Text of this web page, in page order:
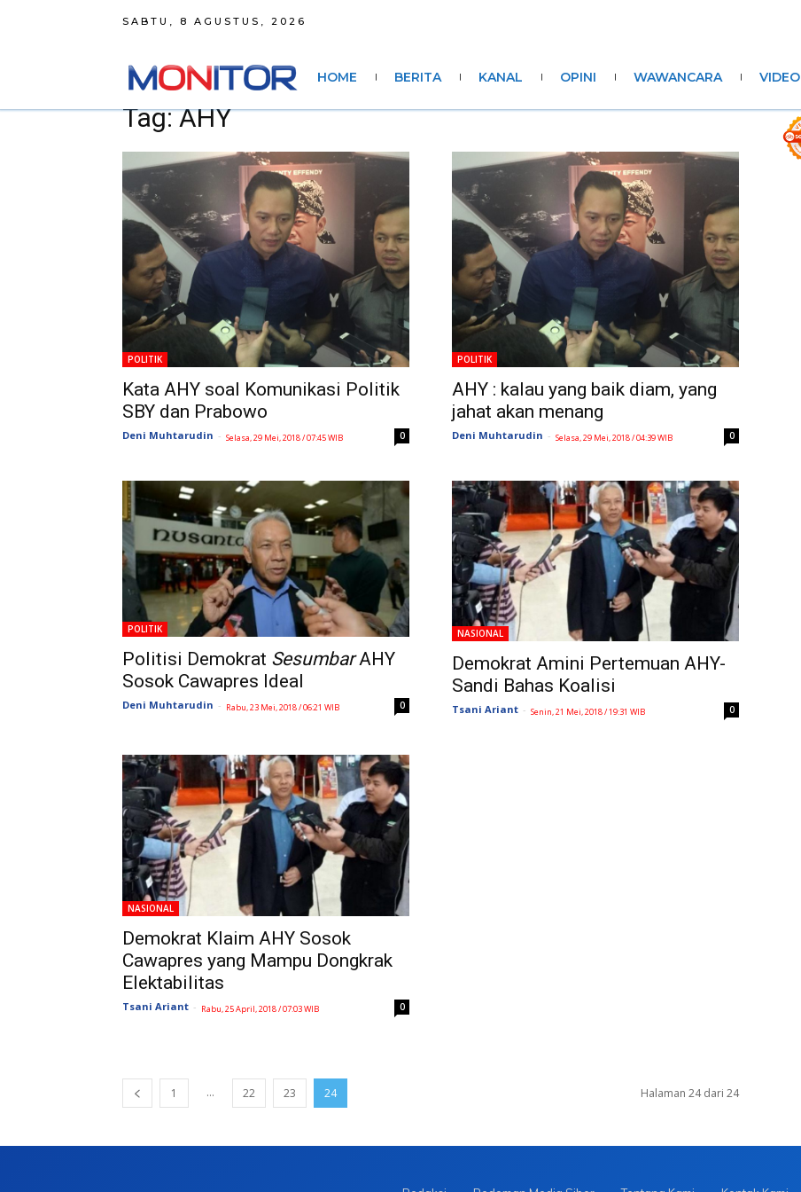
SABTU, 8 AGUSTUS, 2026
HOME BERITA KANAL OPINI WAWANCARA VIDEO
Tag: AHY
POLITIK
Kata AHY soal Komunikasi Politik
SBY dan Prabowo
Deni Muhtarudin - Selasa, 29 Mei, 2018 / 07:45 WIB 0
POLITIK
AHY : kalau yang baik diam, yang
jahat akan menang
Deni Muhtarudin - Selasa, 29 Mei, 2018 / 04:39 WIB 0
POLITIK
Politisi Demokrat SesumbarAHY
Sosok Cawapres Ideal
Deni Muhtarudin - Rabu, 23 Mei, 2018 / 06:21 WIB 0
NASIONAL
Demokrat Amini Pertemuan AHY-
Sandi Bahas Koalisi
Tsani Ariant - Senin, 21 Mei, 2018 / 19:31 WIB 0
NASIONAL
Demokrat Klaim AHY Sosok
Cawapres yang Mampu Dongkrak
Elektabilitas
Tsani Ariant - Rabu, 25 April, 2018 / 07:03 WIB 0
1 ... 22 23 24 Halaman 24 dari 24